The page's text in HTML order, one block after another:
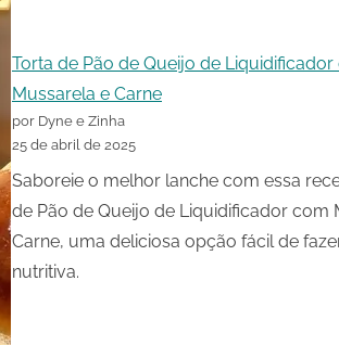
Torta de Pão de Queijo de Liquidificador
Mussarela e Carne
por Dyne e Zinha
25 de abril de 2025
Saboreie o melhor lanche com essa
de Pão de Queijo de Liquidificador com
Carne, uma deliciosa opção fácil de
nutritiva.